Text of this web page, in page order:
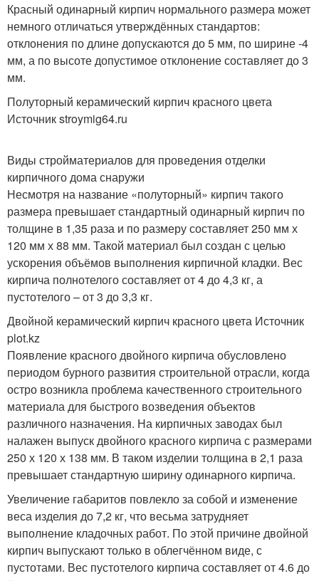
Красный одинарный кирпич нормального размера может
немного отличаться утверждённых стандартов:
отклонения по длине допускаются до 5 мм, по ширине -4
мм, а по высоте допустимое отклонение составляет до 3
мм.
Полуторный керамический кирпич красного цвета
Источник stroymig64.ru
Виды стройматериалов для проведения отделки
кирпичного дома снаружи
Несмотря на название «полуторный» кирпич такого
размера превышает стандартный одинарный кирпич по
толщине в 1,35 раза и по размеру составляет 250 мм х
120 мм х 88 мм. Такой материал был создан с целью
ускорения объёмов выполнения кирпичной кладки. Вес
кирпича полнотелого составляет от 4 до 4,3 кг, а
пустотелого – от 3 до 3,3 кг.
Двойной керамический кирпич красного цвета Источник
plot.kz
Появление красного двойного кирпича обусловлено
периодом бурного развития строительной отрасли, когда
остро возникла проблема качественного строительного
материала для быстрого возведения объектов
различного назначения. На кирпичных заводах был
налажен выпуск двойного красного кирпича с размерами
250 х 120 х 138 мм. В таком изделии толщина в 2,1 раза
превышает стандартную ширину одинарного кирпича.
Увеличение габаритов повлекло за собой и изменение
веса изделия до 7,2 кг, что весьма затрудняет
выполнение кладочных работ. По этой причине двойной
кирпич выпускают только в облегчённом виде, с
пустотами. Вес пустотелого кирпича составляет от 4.6 до